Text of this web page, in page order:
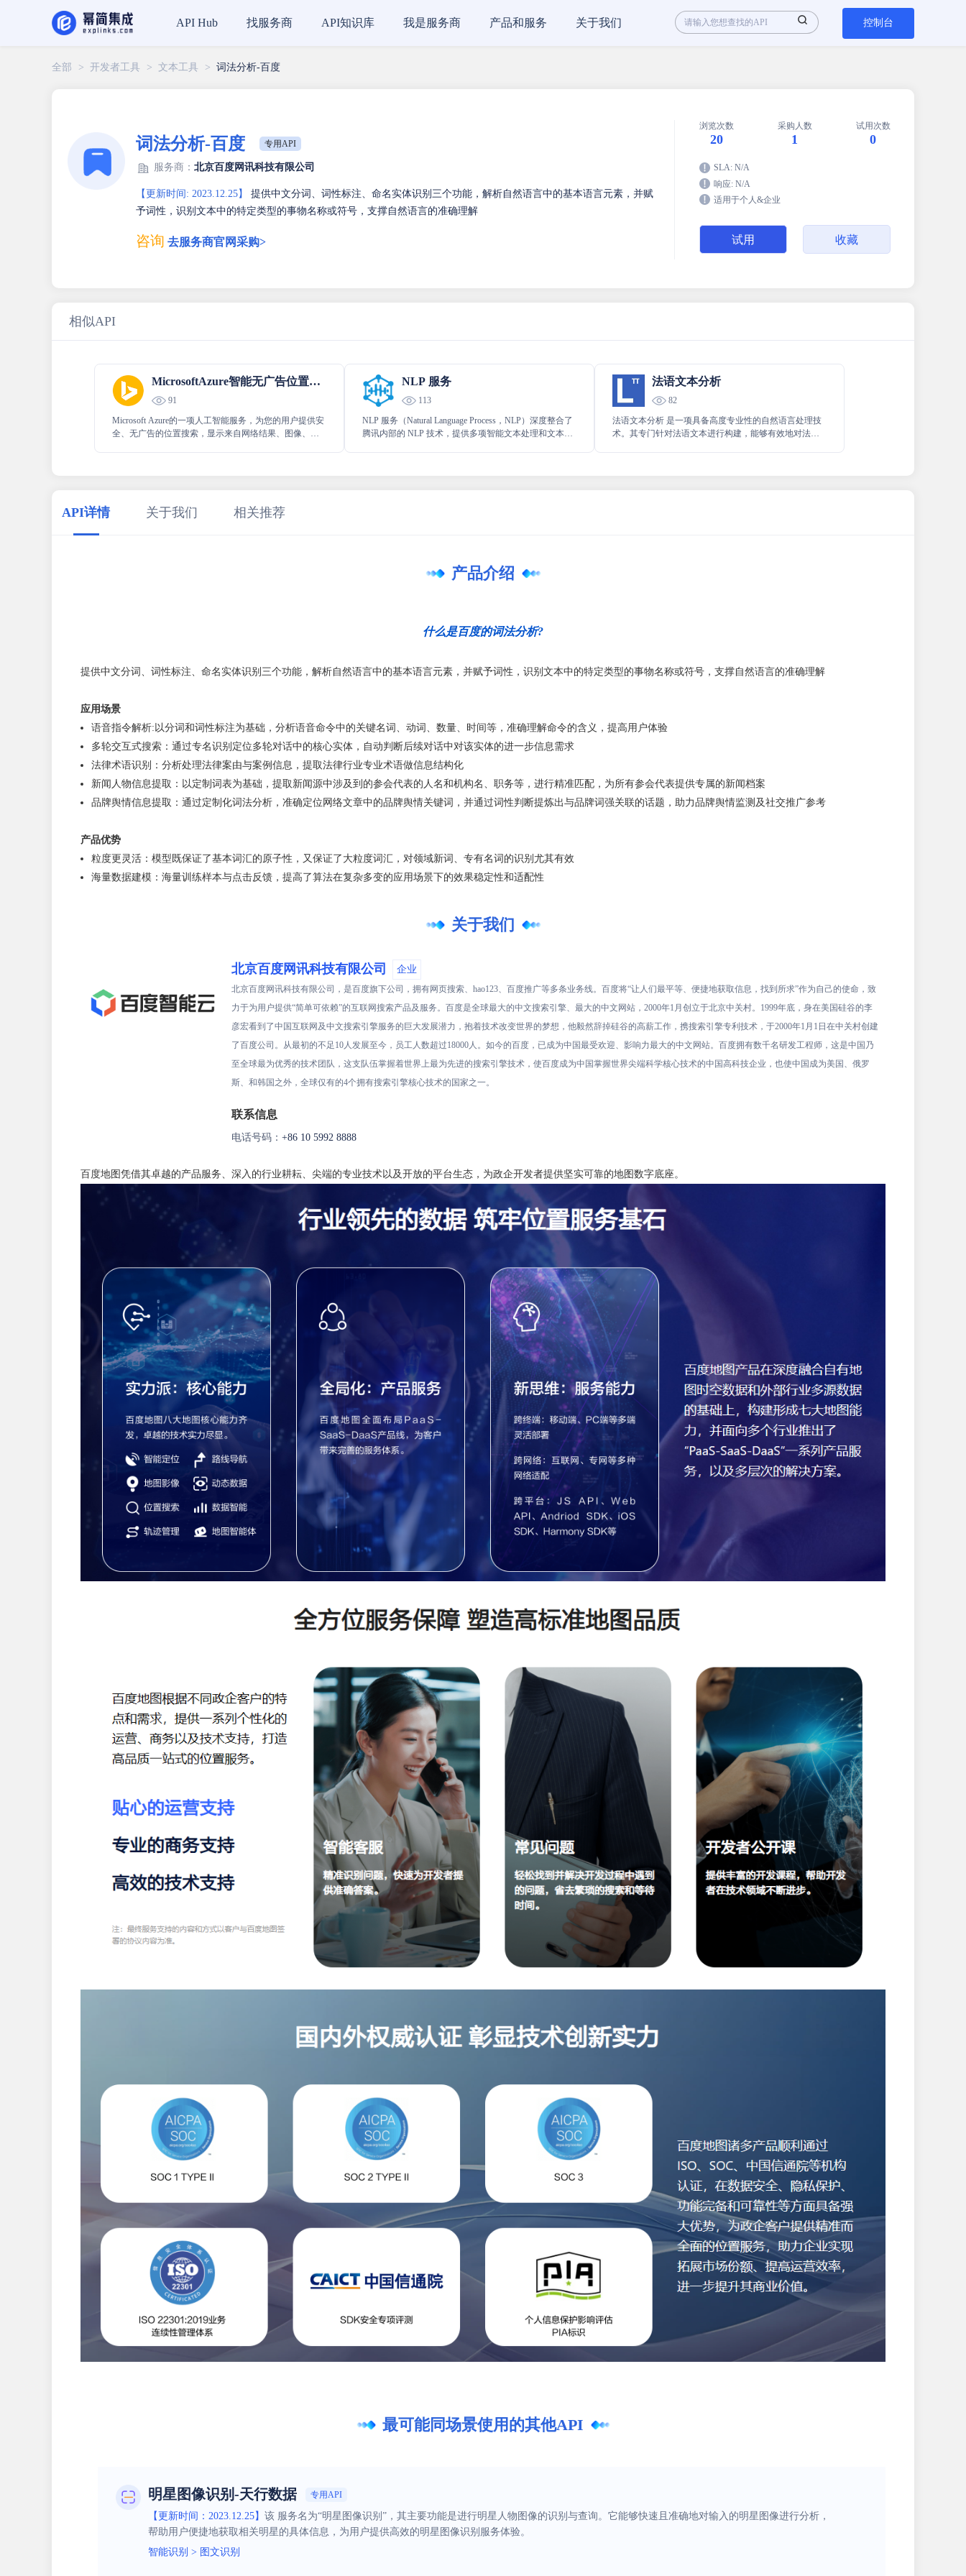
API Hub 找服务商 API知识库 我是服务商 产品和服务 关于我们 控制台
全部 > 开发者工具 > 文本工具 > 词法分析-百度
词法分析-百度 专用API
服务商： 北京百度网讯科技有限公司
【更新时间: 2023.12.25】
提供中文分词、词性标注、命名实体识别三个功能，解析自然语言中的基本语言元素，并赋
予词性，识别文本中的特定类型的事物名称或符号，支撑自然语言的准确理解
咨询 去服务商官网采购>
浏览次数
20
采购人数
1
试用次数
0
SLA: N/A
响应: N/A
适用于个人&企业
试用 收藏
相似API
MicrosoftAzure智能无广告位置搜寻
91
Microsoft Azure的一项人工智能服务，为您的用户提供安
全、无广告的位置搜索，显示来自网络结果、图像、本
NLP 服务
113
NLP 服务（Natural Language Process，NLP）深度整合了
腾讯内部的 NLP 技术，提供多项智能文本处理和文本生
法语文本分析
82
法语文本分析 是一项具备高度专业性的自然语言处理技
术。其专门针对法语文本进行构建，能够有效地对法语
API详情 关于我们 相关推荐
产品介绍
什么是百度的词法分析?
提供中文分词、词性标注、命名实体识别三个功能，解析自然语言中的基本语言元素，并赋予词性，识别文本中的特定类型的事物名称或符号，支撑自然语言的准确理解
应用场景
语音指令解析:以分词和词性标注为基础，分析语音命令中的关键名词、动词、数量、时间等，准确理解命令的含义，提高用户体验
多轮交互式搜索：通过专名识别定位多轮对话中的核心实体，自动判断后续对话中对该实体的进一步信息需求
法律术语识别：分析处理法律案由与案例信息，提取法律行业专业术语做信息结构化
新闻人物信息提取：以定制词表为基础，提取新闻源中涉及到的参会代表的人名和机构名、职务等，进行精准匹配，为所有参会代表提供专属的新闻档案
品牌舆情信息提取：通过定制化词法分析，准确定位网络文章中的品牌舆情关键词，并通过词性判断提炼出与品牌词强关联的话题，助力品牌舆情监测及社交推广参考
产品优势
粒度更灵活：模型既保证了基本词汇的原子性，又保证了大粒度词汇，对领域新词、专有名词的识别尤其有效
海量数据建模：海量训练样本与点击反馈，提高了算法在复杂多变的应用场景下的效果稳定性和适配性
关于我们
北京百度网讯科技有限公司 企业
北京百度网讯科技有限公司，是百度旗下公司，拥有网页搜索、hao123、百度推广等多条业务线。百度将“让人们最平等、便捷地获取信息，找到所求”作为自己的使命，致
力于为用户提供“简单可依赖”的互联网搜索产品及服务。百度是全球最大的中文搜索引擎、最大的中文网站，2000年1月创立于北京中关村。1999年底，身在美国硅谷的李
彦宏看到了中国互联网及中文搜索引擎服务的巨大发展潜力，抱着技术改变世界的梦想，他毅然辞掉硅谷的高薪工作，携搜索引擎专利技术，于2000年1月1日在中关村创建
了百度公司。从最初的不足10人发展至今，员工人数超过18000人。如今的百度，已成为中国最受欢迎、影响力最大的中文网站。百度拥有数千名研发工程师，这是中国乃
至全球最为优秀的技术团队，这支队伍掌握着世界上最为先进的搜索引擎技术，使百度成为中国掌握世界尖端科学核心技术的中国高科技企业，也使中国成为美国、俄罗
斯、和韩国之外，全球仅有的4个拥有搜索引擎核心技术的国家之一。
联系信息
电话号码： +86 10 5992 8888
百度地图凭借其卓越的产品服务、深入的行业耕耘、尖端的专业技术以及开放的平台生态，为政企开发者提供坚实可靠的地图数字底座。
最可能同场景使用的其他API
明星图像识别-天行数据 专用API
【更新时间：2023.12.25】 该 服务名为“明星图像识别”，其主要功能是进行明星人物图像的识别与查询。它能够快速且准确地对输入的明星图像进行分析，
帮助用户便捷地获取相关明星的具体信息，为用户提供高效的明星图像识别服务体验。
智能识别 > 图文识别